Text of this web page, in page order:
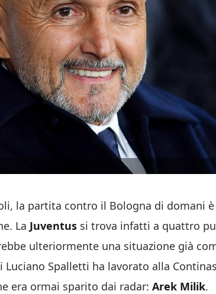
la partita contro il Bologna di domani è
La Juventus si trova infatti a quattro
ulteriormente una situazione già
Spalletti ha lavorato alla
era ormai sparito dai radar: Arek Milik.